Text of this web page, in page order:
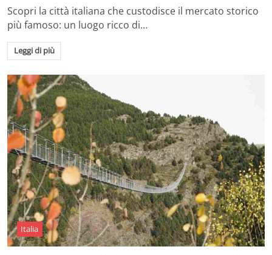
Scopri la città italiana che custodisce il mercato storico
più famoso: un luogo ricco di…
Leggi di più
Italia